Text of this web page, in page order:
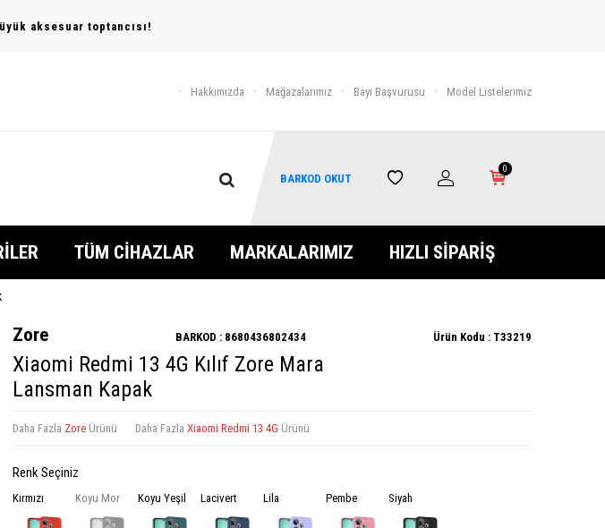
aksesuar toptancısı!
Hakkımızda Mağazalarımız Bayi Başvurusu Model Listelerimiz
BARKOD OKUT
0
TÜM CİHAZLAR MARKALARIMIZ HIZLI SİPARİŞ
Zore BARKOD : 8680436802434 Ürün Kodu : T33219
Xiaomi Redmi 13 4G Kılıf Zore Mara
Lansman Kapak
Daha Fazla Zore Ürünü Daha Fazla Xiaomi Redmi 13 4G Ürünü
Renk Seçiniz
Kırmızı Koyu Mor Koyu Yeşil Lacivert Lila Pembe Siyah